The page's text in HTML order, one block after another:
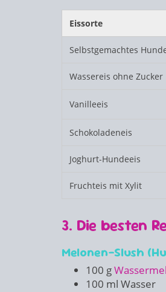
Eissorte
Selbstgemachtes
Wassereis ohne Zucker
Vanilleeis
Schokoladeneis
Joghurt-Hundeeis
Fruchteis mit Xylit
3. Die besten
Melonen-Slush
100 g
100 ml Wasser